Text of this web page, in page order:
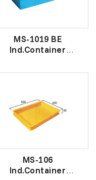
MS-1019 BE
Ind.Container
MS-106
Ind.Container